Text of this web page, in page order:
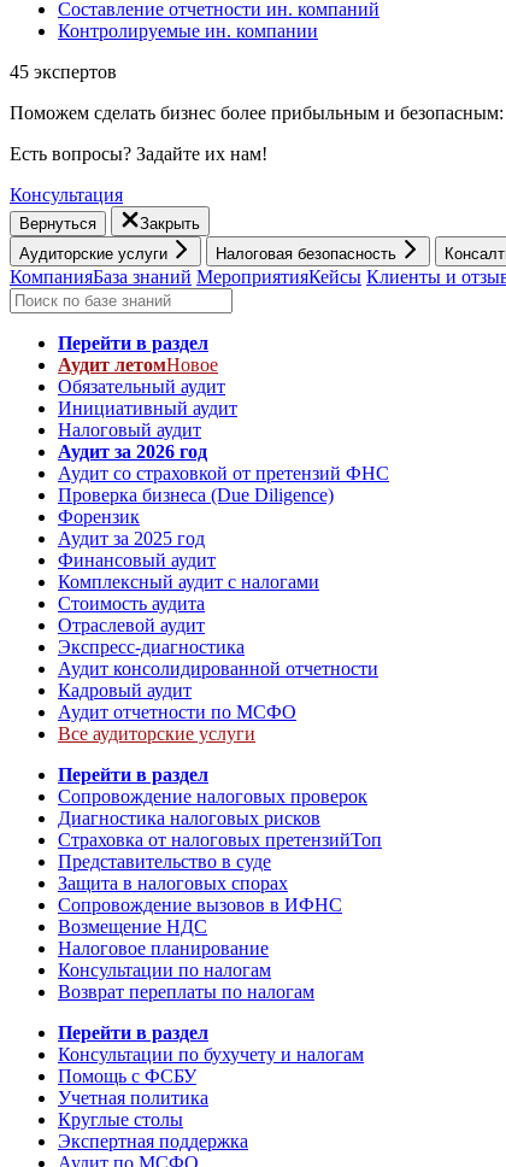
Составление отчетности ин. компаний
Контролируемые ин. компании
45 экспертов
Поможем сделать бизнес более прибыльным и безопасным:
Есть вопросы? Задайте их нам!
Консультация
Вернуться
Закрыть
Аудиторские услуги
Налоговая безопасность
КомпанияБаза знаний МероприятияКейсы Клиенты и
Перейти в раздел
Аудит летомНовое
Обязательный аудит
Инициативный аудит
Налоговый аудит
Аудит за 2026 год
Аудит со страховкой от претензий ФНС
Проверка бизнеса (Due Diligence)
Форензик
Аудит за 2025 год
Финансовый аудит
Комплексный аудит с налогами
Стоимость аудита
Отраслевой аудит
Экспресс-диагностика
Аудит консолидированной отчетности
Кадровый аудит
Аудит отчетности по МСФО
Все аудиторские услуги
Перейти в раздел
Сопровождение налоговых проверок
Диагностика налоговых рисков
Страховка от налоговых претензийТоп
Представительство в суде
Защита в налоговых спорах
Сопровождение вызовов в ИФНС
Возмещение НДС
Налоговое планирование
Консультации по налогам
Возврат переплаты по налогам
Перейти в раздел
Консультации по бухучету и налогам
Помощь с ФСБУ
Учетная политика
Круглые столы
Экспертная поддержка
Аудит по МСФО